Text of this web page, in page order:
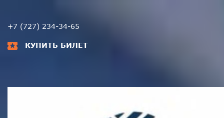
+7 (727) 234-34-65
КУПИТЬ БИЛЕТ